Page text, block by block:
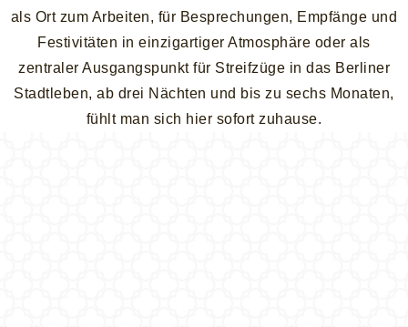
als Ort zum Arbeiten, für Besprechungen, Empfänge und
Festivitäten in einzigartiger Atmosphäre oder als
zentraler Ausgangspunkt für Streifzüge in das Berliner
Stadtleben, ab drei Nächten und bis zu sechs Monaten,
fühlt man sich hier sofort zuhause.